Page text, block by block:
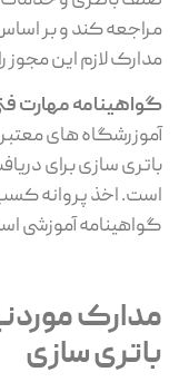
مراجعه کند و بر
مدارک لازم این مجوز
گواهینامه مهارت
آموزرشگاه های
باتری سازی برای
است. اخذ پروانه
گواهینامه آموزشی
مدارک
باتری سازی